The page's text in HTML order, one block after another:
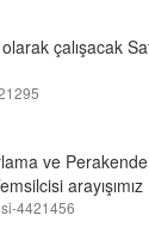
çalışacak
ve Perakende
4421456